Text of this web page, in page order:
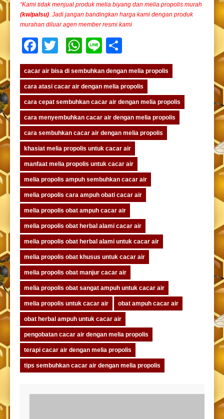
“Kami tidak menjual produk melia biyang dan melia propolis murah
(kw/palsu). Jadi jangan bandingkan harga kami dengan produk
murahan diluar agen member resmi kami
Facebook
TwitterWhatsApp
Line
cacar air bisa di sembuhkan dengan melia propolis
cara atasi cacar air dengan melia propolis
cara cepat sembuhkan cacar air dengan melia propolis
cara menyembuhkan cacar air dengan melia propolis
cara sembuhkan cacar air dengan melia propolis
khasiat melia propolis untuk cacar air
manfaat melia propolis untuk cacar air
melia propolis ampuh sembuhkan cacar air
melia propolis cara ampuh obati cacar air
melia propolis obat ampuh cacar air
melia propolis obat herbal alami cacar air
melia propolis obat herbal alami untuk cacar air
melia propolis obat khusus untuk cacar air
melia propolis obat manjur cacar air
melia propolis obat sangat ampuh untuk cacar air
melia propolis untuk cacar air obat ampuh cacar air
obat herbal ampuh untuk cacar air
pengobatan cacar air dengan melia propolis
terapi cacar air dengan melia propolis
tips sembuhkan cacar air dengan melia propolis